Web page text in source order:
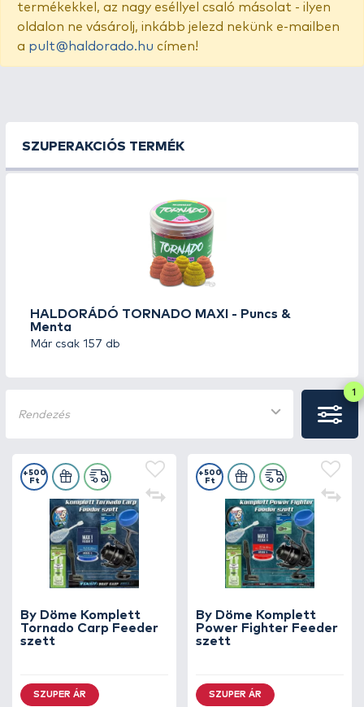
termékekkel, az nagy eséllyel csaló másolat - ilyen
oldalon ne vásárolj, inkább jelezd nekünk e-mailben
a pult@haldorado.hu címen!
SZUPERAKCIÓS TERMÉK
HALDORÁDÓ TORNADO MAXI - Puncs &
Menta
Már csak 157 db
Rendezés
1
By Döme Komplett
Tornado Carp Feeder
szett
+500
Ft
SZUPER ÁR
By Döme Komplett
Power Fighter Feeder
szett
+500
Ft
SZUPER ÁR